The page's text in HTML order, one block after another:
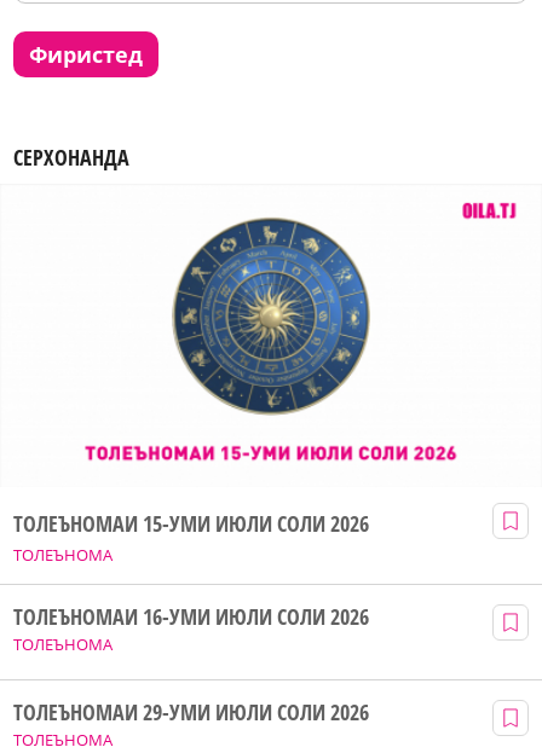
фиристед
СЕРХОНАНДА
ТОЛЕЪНОМА
ТОЛЕЪНОМАИ 15-УМИ ИЮЛИ СОЛИ 2026
ТОЛЕЪНОМА
ТОЛЕЪНОМАИ 16-УМИ ИЮЛИ СОЛИ 2026
ТОЛЕЪНОМА
ТОЛЕЪНОМАИ 29-УМИ ИЮЛИ СОЛИ 2026